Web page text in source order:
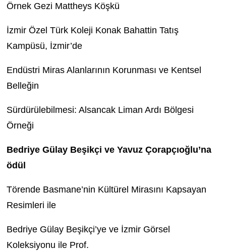
Örnek Gezi Mattheys Köşkü
İzmir Özel Türk Koleji Konak Bahattin Tatış
Kampüsü, İzmir’de
Endüstri Miras Alanlarının Korunması ve Kentsel
Belleğin
Sürdürülebilmesi: Alsancak Liman Ardı Bölgesi
Örneği
Bedriye Gülay Beşikçi ve Yavuz Çorapçıoğlu’na
ödül
Törende Basmane’nin Kültürel Mirasını Kapsayan
Resimleri ile
Bedriye Gülay Beşikçi’ye ve İzmir Görsel
Koleksiyonu ile Prof.